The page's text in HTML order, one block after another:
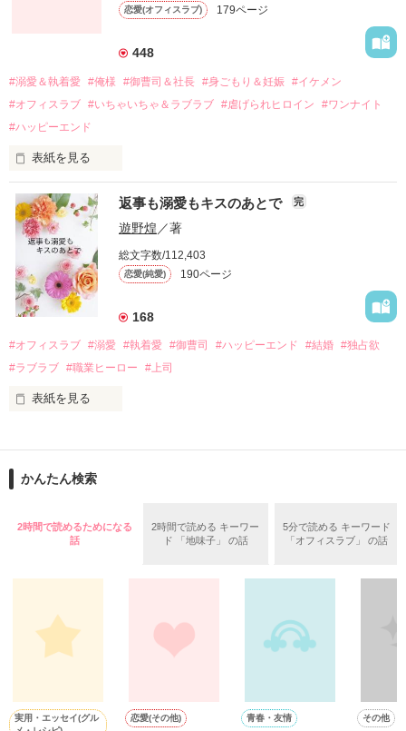
引っ越すことになり、哲平とも離れ離れになった。
それから約十二年後。
過去の傷から、二度と会いたくないと思っていた哲平に
運命のような再会を果たす。
酔った勢いで一夜を共にしてしまった。
さらに、美桜が初めてだと知った哲平は
『責任をとる、結婚しよう』と真っ直ぐに告げてきた。
戸惑う美桜とは裏腹に、好きという気持ちを隠すことなく
甘やかしてくる。
そんなある日、哲平は美桜がストーカー被害に
遭っていることを知る。
美桜を守るため、哲平は同居を提案してきて――。
夏木美桜(なつきみお)
鳴海哲平 (なるみてっぺい)
2026.6.5～2026.7.25
＊以前、公開していた話の改稿版です＊
作品を読む
恋愛(オフィスラブ) 179ページ
448
#溺愛＆執着愛 #俺様 #御曹司＆社長 #身ごもり＆妊娠 #イケメン
#オフィスラブ #いちゃいちゃ＆ラブラブ #虐げられヒロイン
#ワンナイト
#ハッピーエンド
表紙を見る
おかしな噂を流されて前の職場でうまくいかなかった梅田美
桜は、海外で傷心旅行をしていたところ、日本人美青年と出会
い、酒の勢いもあり一夜限りの関係となる。
帰国後、美桜は新しい職場でワンナイトした美青年と再会。
なんと彼の正体は、とある財閥御曹司にも関わらず、一族を離
れて起業した新進気鋭の実業家、社内でも冷徹だと評判な社長
――御影恭司その人だったのだ――！
なぜか恭司から飼い猫の世話係を命じられた美桜は、猫の世
の関係となってしまい――？
返事も溺愛もキスのあとで 完
遊野煌 ／著
総文字数/112,403
恋愛(純愛) 190ページ
168
#オフィスラブ #溺愛 #執着愛 #御曹司 #ハッピーエンド #結婚 #独占欲
#ラブラブ #職業ヒーロー #上司
表紙を見る
ションの企画戦略室で働いている。
めた、同期で恋人の石垣守（26）がいるのだが、後輩の姫原由
いた。
守と由羅から『便利屋雛子』と馬鹿にされ、一人こっそり泣い
鷹哉『宜しくな、俺の雛子』🦅
雛子『俺の……ひぃ、雛子？！！！』🐥
かんたん検索
2時間で読めるためになる
話
2時間で読める キーワー
ド 「地味子」 の話
5分で読める キーワード
「オフィスラブ」 の話
実用・エッセイ(グル
恋愛(その他) 青春・友情 その他